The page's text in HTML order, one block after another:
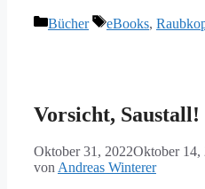
Kategorien
Bücher Schlagwörter
eBooks,
Vorsicht, Saustall!
Oktober 31, 2022Oktober 14,
vonAndreas Winterer